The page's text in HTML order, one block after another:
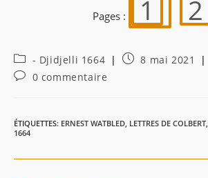
Pages : 1 2
Post
category:
- Djidjelli 1664
Publication
8 mai 2021
Commentaires
0 commentaire
ÉTIQUETTES: ERNEST WATBLED, LETTRES DE COLBERT,
1664